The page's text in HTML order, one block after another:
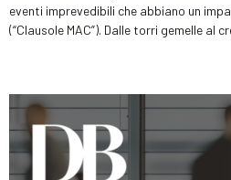
eventi imprevedibili che abbiano un
(“Clausole MAC”). Dalle torri gemelle al